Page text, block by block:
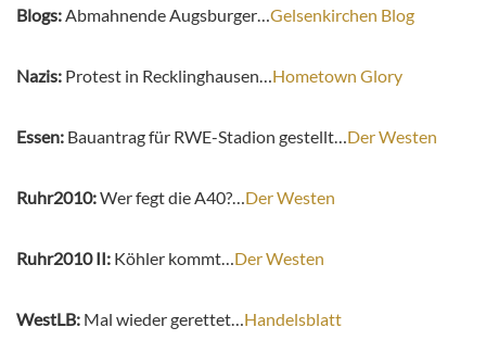
Blogs:Abmahnende Augsburger…Gelsenkirchen Blog
Nazis: Protest in Recklinghausen…Hometown Glory
Essen: Bauantrag für RWE-Stadion gestellt…Der Westen
Ruhr2010:Wer fegt die A40?…Der Westen
Ruhr2010 II: Köhler kommt…Der Westen
WestLB: Mal wieder gerettet…Handelsblatt